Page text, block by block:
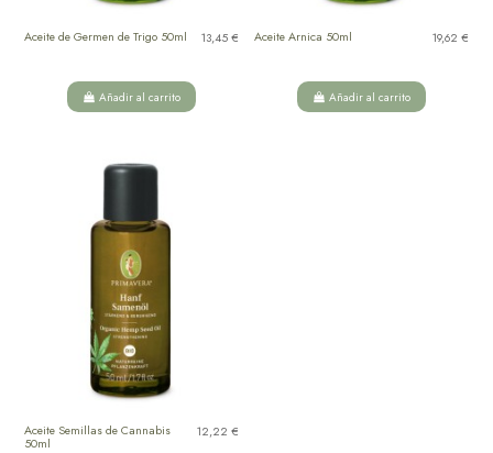
Aceite de Germen de Trigo 50ml 13,45 €
Añadir al carrito
Aceite Arnica 50ml 19,62 €
Añadir al carrito
Aceite Semillas de Cannabis
50ml
12,22 €